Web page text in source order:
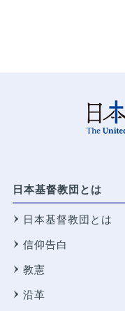
日本基督教団とは
日本基督教団とは
信仰告白
教憲
沿革